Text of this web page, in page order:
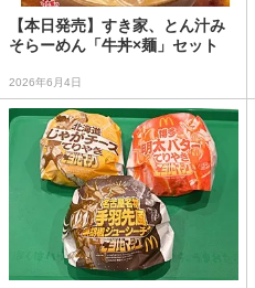
【本日発売】すき家、とん汁み
そらーめん「牛丼×麺」セット
2026年6月4日